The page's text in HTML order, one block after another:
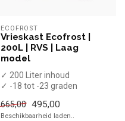
ECOFROST
Vrieskast Ecofrost |
200L | RVS | Laag
model
✓ 200 Liter inhoud
✓ -18 tot -23 graden
✓ Breedte 60 cm, diepte 63...
665,00 495,00
Beschikbaarheid laden..